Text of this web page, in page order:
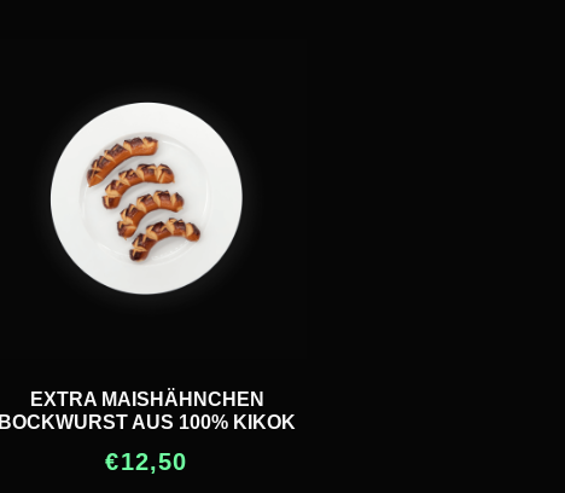
EXTRA MAISHÄHNCHEN
BOCKWURST AUS 100% KIKOK
€12,50